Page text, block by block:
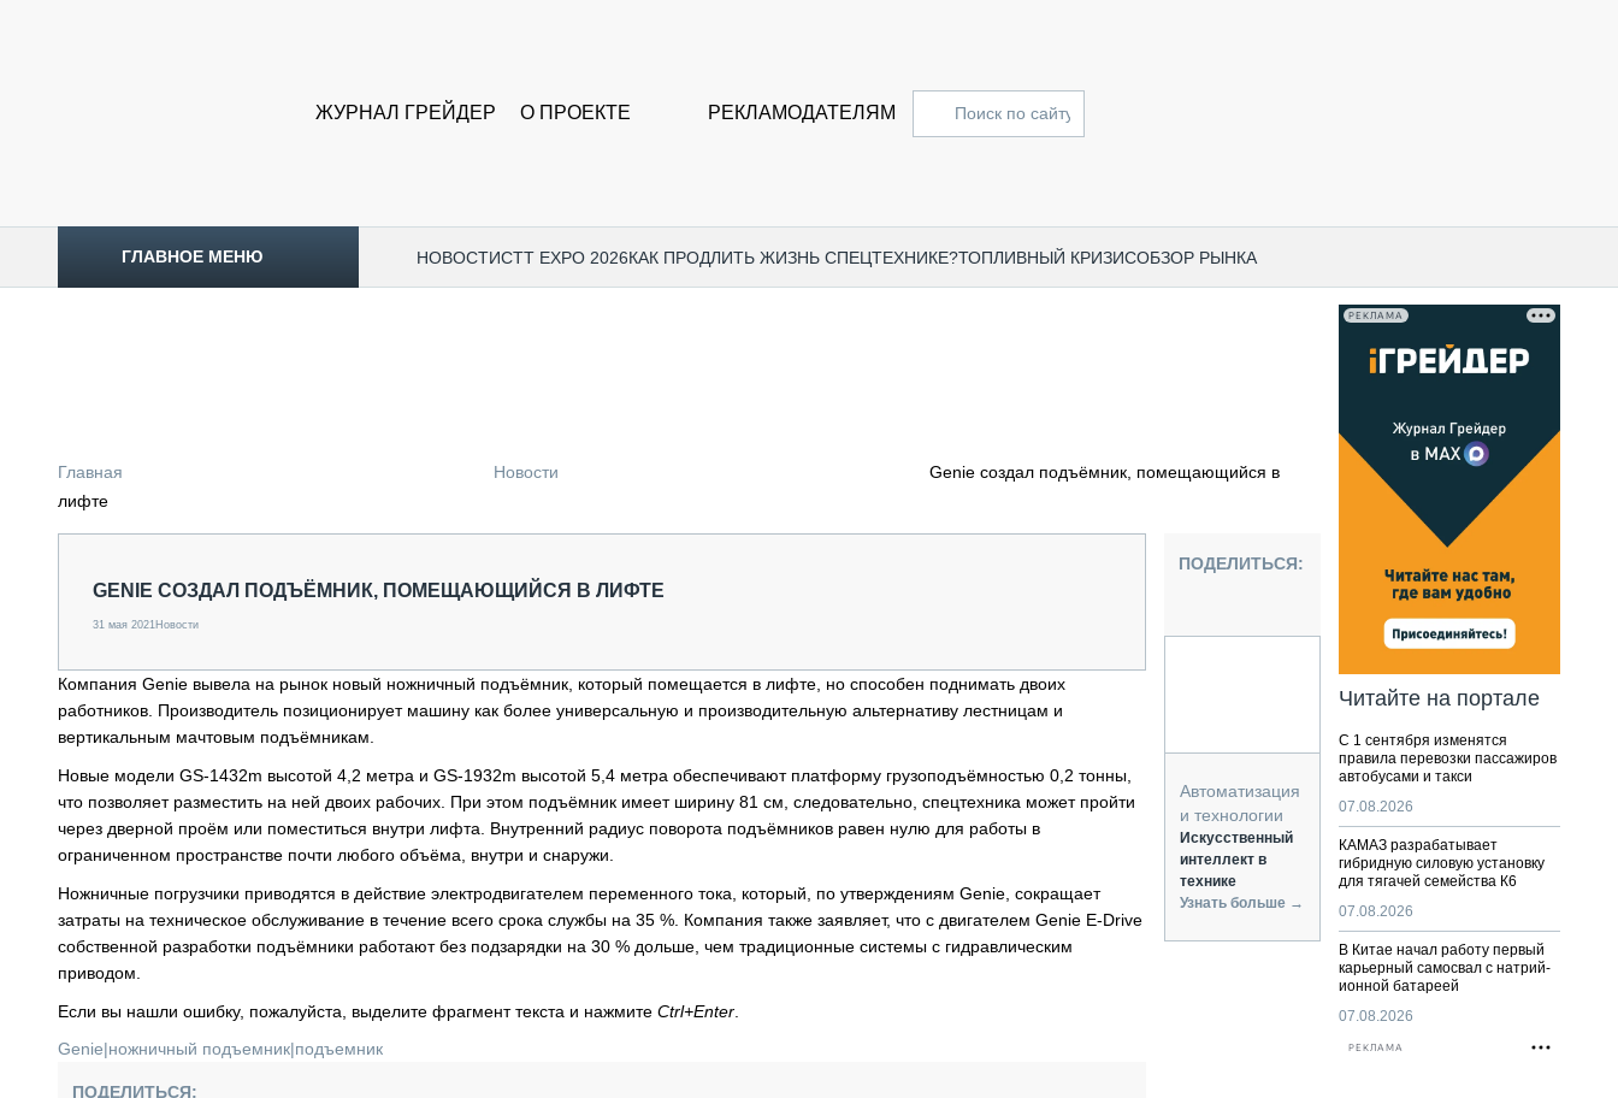
ЖУРНАЛ ГРЕЙДЕР О ПРОЕКТЕ РЕКЛАМОДАТЕЛЯМ
ГЛАВНОЕ МЕНЮ НОВОСТИCTT EXPO 2026КАК ПРОДЛИТЬ ЖИЗНЬ СПЕЦТЕХНИКЕ?ТОПЛИВНЫЙ КРИЗИСОБЗОР РЫНКА
ГРУЗОПЕРЕВОЗКИ
ИСПЫТАТЕЛИ
ТЕХНОЛОГИИ
ДОРОЖНАЯ ИНДУСТРИЯ
СЕРВИСМЕНЫ
ПОДЪЁМНАЯ ТЕХНИКА
ПАССАЖИРСКИЙ ТРАНСПОРТ
КАРЬЕРНАЯ ТЕХНИКА
ЛОГИСТИКА И СКЛАД
КОМПЛЕКТУЮЩИЕ И СЕРВИС
Главная Новости
Genie создал подъёмник, помещающийся в
лифте
GENIE СОЗДАЛ ПОДЪЁМНИК, ПОМЕЩАЮЩИЙСЯ В ЛИФТЕ
31 мая 2021Новости
Компания Genie вывела на рынок новый ножничный подъёмник, который помещается в лифте, но способен поднимать двоих
работников. Производитель позиционирует машину как более универсальную и производительную альтернативу лестницам и
вертикальным мачтовым подъёмникам.
Новые модели GS-1432m высотой 4,2 метра и GS-1932m высотой 5,4 метра обеспечивают платформу грузоподъёмностью 0,2 тонны,
что позволяет разместить на ней двоих рабочих. При этом подъёмник имеет ширину 81 см, следовательно, спецтехника может пройти
через дверной проём или поместиться внутри лифта. Внутренний радиус поворота подъёмников равен нулю для работы в
ограниченном пространстве почти любого объёма, внутри и снаружи.
Ножничные погрузчики приводятся в действие электродвигателем переменного тока, который, по утверждениям Genie, сокращает
затраты на техническое обслуживание в течение всего срока службы на 35 %. Компания также заявляет, что с двигателем Genie E-Drive
собственной разработки подъёмники работают без подзарядки на 30 % дольше, чем традиционные системы с гидравлическим
приводом.
Если вы нашли ошибку, пожалуйста, выделите фрагмент текста и нажмите Ctrl+Enter
Genie|ножничный подъемник|подъемник
ПОДЕЛИТЬСЯ:
ПОДЕЛИТЬСЯ:
Автоматизация
и технологии
Искусственный
интеллект в
технике
Узнать больше →
РЕКЛАМА
Читайте на портале
С 1 сентября изменятся
правила перевозки пассажиров
автобусами и такси
07.08.2026
КАМАЗ разрабатывает
гибридную силовую установку
для тягачей семейства К6
07.08.2026
В Китае начал работу первый
карьерный самосвал с натрий-
ионной батареей
07.08.2026
РЕКЛАМА